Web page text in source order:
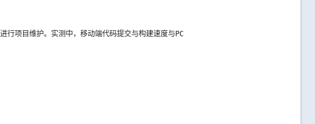
行项目维护。实测中，移动端代码提交与构建速度与PC